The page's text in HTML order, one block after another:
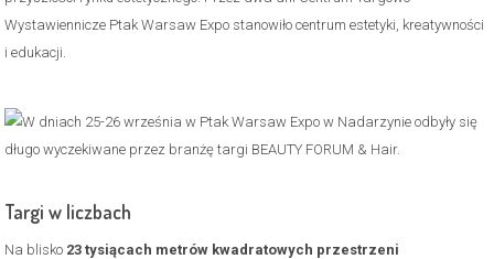
Wystawiennicze Ptak Warsaw Expo stanowiło centrum estetyki, kreatywności
i edukacji.
Targi w liczbach
Na blisko 23 tysiącach metrów kwadratowych przestrzeni